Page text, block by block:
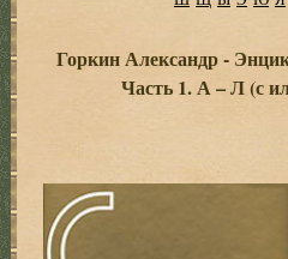
Горкин Александр -
Часть 1. А – Л (с